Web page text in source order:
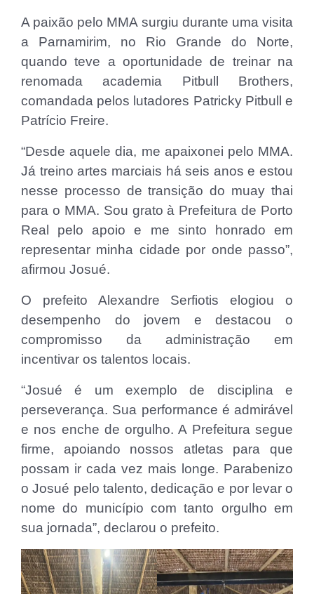
A paixão pelo MMA surgiu durante uma visita
a Parnamirim, no Rio Grande do Norte,
quando teve a oportunidade de treinar na
renomada academia Pitbull Brothers,
comandada pelos lutadores Patricky Pitbull e
Patrício Freire.
“Desde aquele dia, me apaixonei pelo MMA.
Já treino artes marciais há seis anos e estou
nesse processo de transição do muay thai
para o MMA. Sou grato à Prefeitura de Porto
Real pelo apoio e me sinto honrado em
representar minha cidade por onde passo”,
afirmou Josué.
O prefeito Alexandre Serfiotis elogiou o
desempenho do jovem e destacou o
compromisso da administração em
incentivar os talentos locais.
“Josué é um exemplo de disciplina e
perseverança. Sua performance é admirável
e nos enche de orgulho. A Prefeitura segue
firme, apoiando nossos atletas para que
possam ir cada vez mais longe. Parabenizo
o Josué pelo talento, dedicação e por levar o
nome do município com tanto orgulho em
sua jornada”, declarou o prefeito.